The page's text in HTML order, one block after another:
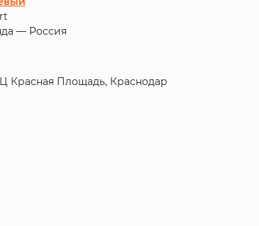
— Россия
Красная Площадь, Краснодар